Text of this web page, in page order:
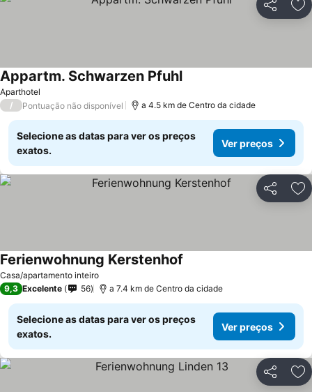
Partilhar
Aparthotel
Appartm. Schwarzen Pfuhl
/ Pontuação não disponível a 4.5 km de Centro da cidade
Selecione as datas para ver os preços
exatos.
Ver preços
Partilhar
Casa/apartamento inteiro
Ferienwohnung Kerstenhof
9,3 Excelente 56 a 7.4 km de Centro da cidade
Selecione as datas para ver os preços
exatos.
Ver preços
Partilhar